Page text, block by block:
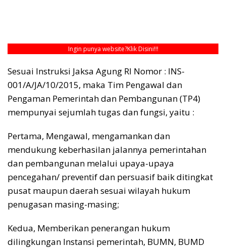
Ingin punya website?Klik Disini!!!
Sesuai Instruksi Jaksa Agung RI Nomor : INS-
001/A/JA/10/2015, maka Tim Pengawal dan
Pengaman Pemerintah dan Pembangunan (TP4)
mempunyai sejumlah tugas dan fungsi, yaitu :
Pertama, Mengawal, mengamankan dan
mendukung keberhasilan jalannya pemerintahan
dan pembangunan melalui upaya-upaya
pencegahan/ preventif dan persuasif baik ditingkat
pusat maupun daerah sesuai wilayah hukum
penugasan masing-masing;
Kedua, Memberikan penerangan hukum
dilingkungan Instansi pemerintah, BUMN, BUMD